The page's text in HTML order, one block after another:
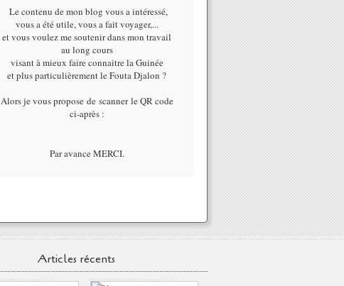
Le contenu de mon blog vous a intéressé,
vous a été utile, vous a fait voyager,...
et vous voulez me soutenir dans mon travail
au long cours
visant à mieux faire connaitre la Guinée
et plus particulièrement le Fouta Djalon ?
Alors je vous propose de scanner le QR code
ci-après :
Par avance MERCI.
Articles récents